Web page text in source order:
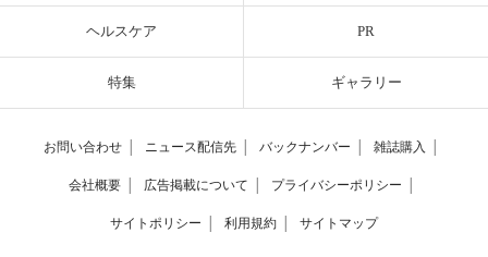
ヘルスケア PR
特集 ギャラリー
お問い合わせ ニュース配信先 バックナンバー 雑誌購入
会社概要 広告掲載について プライバシーポリシー
サイトポリシー 利用規約 サイトマップ